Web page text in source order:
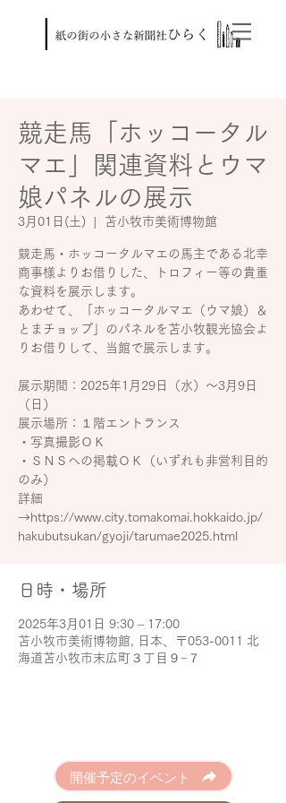
競走馬「ホッコータル
マエ」関連資料とウマ
娘パネルの展示
3月01日(土) 苫小牧市美術博物館
競走馬・ホッコータルマエの馬主である北幸
商事様よりお借りした、トロフィー等の貴重
な資料を展示します。
あわせて、「ホッコータルマエ（ウマ娘）＆
とまチョップ」のパネルを苫小牧観光協会よ
りお借りして、当館で展示します。
展示期間：2025年1月29日（水）～3月9日
（日）
展示場所：１階エントランス
・写真撮影ＯＫ
・ＳＮＳへの掲載ＯＫ（いずれも非営利目的
のみ）
詳細
→https://www.city.tomakomai.hokkaido.jp/
hakubutsukan/gyoji/tarumae2025.html
日時・場所
2025年3月01日 9:30 – 17:00
苫小牧市美術博物館, 日本、〒053-0011 北
海道苫小牧市末広町３丁目９−７
開催予定のイベント